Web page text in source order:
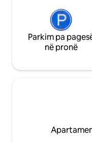
Parkim pa
në pronë